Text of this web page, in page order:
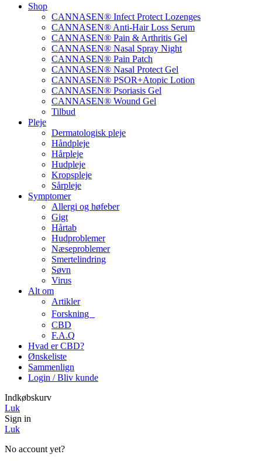
Shop
CANNASEN® Infect Protect Lozenges
CANNASEN® Anti-Hair Loss Serum
CANNASEN® Pain & Arthritis Gel
CANNASEN® Nasal Spray Night
CANNASEN® Pain Patch
CANNASEN® Nasal Protect Gel
CANNASEN® PSOR+Atopic Lotion
CANNASEN® Psoriasis Gel
CANNASEN® Wound Gel
Tilbud
Pleje
Dermatologisk pleje
Håndpleje
Hårpleje
Hudpleje
Kropspleje
Sårpleje
Symptomer
Allergi og høfeber
Gigt
Hårtab
Hudproblemer
Næseproblemer
Smertelindring
Søvn
Virus
Alt om
Artikler
Forskning
CBD
F.A.Q
Hvad er CBD?
Ønskeliste
Sammenlign
Login / Bliv kunde
Indkøbskurv
Luk
Sign in
Luk
No account yet?